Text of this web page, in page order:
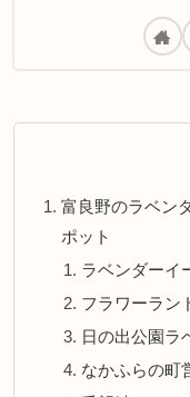
富良野のラベン
ポット
ラベンダーイ
フラワーラン
日の出公園ラ
なかふらの町